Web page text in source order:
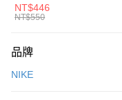
元大商業銀行
台灣樂天信用卡公司
AFTEE先享後付
【關於「AFTEE先享後付」】
便利好安心！
運送方式
中統襪 FZ3393100
NT$446
NT$550
品牌
NIKE